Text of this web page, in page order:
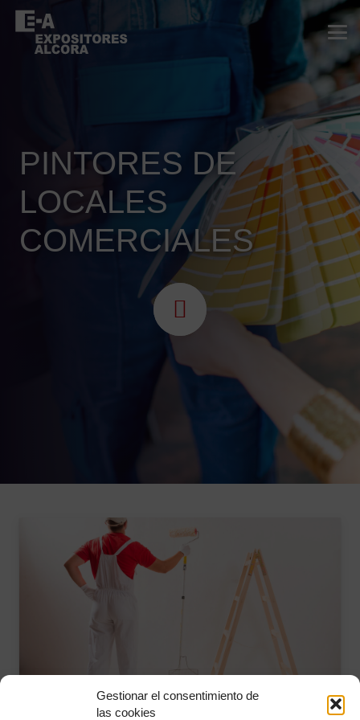
Gestionar el consentimiento de
las cookies
PINTORES DE
LOCALES
COMERCIALES